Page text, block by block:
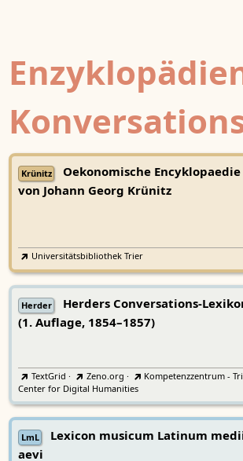
Krünitz
Oekonomische Encyklopaedie
von Johann Georg Krünitz
Universitätsbibliothek Trier
Herder
Herders Conversations-
(1. Auflage, 1854–1857)
TextGrid · Zeno.org ·
Kompetenzzentrum -
Center for Digital Humanities
LmL
Lexicon musicum Latinum
aevi